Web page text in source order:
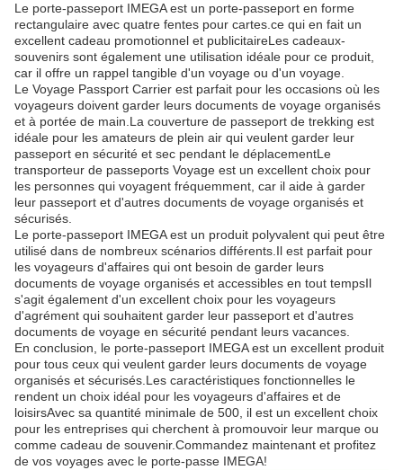
Le porte-passeport IMEGA est un porte-passeport en forme
rectangulaire avec quatre fentes pour cartes.ce qui en fait un
excellent cadeau promotionnel et publicitaireLes cadeaux-
souvenirs sont également une utilisation idéale pour ce produit,
car il offre un rappel tangible d'un voyage ou d'un voyage.
Le Voyage Passport Carrier est parfait pour les occasions où les
voyageurs doivent garder leurs documents de voyage organisés
et à portée de main.La couverture de passeport de trekking est
idéale pour les amateurs de plein air qui veulent garder leur
passeport en sécurité et sec pendant le déplacementLe
transporteur de passeports Voyage est un excellent choix pour
les personnes qui voyagent fréquemment, car il aide à garder
leur passeport et d'autres documents de voyage organisés et
sécurisés.
Le porte-passeport IMEGA est un produit polyvalent qui peut être
utilisé dans de nombreux scénarios différents.Il est parfait pour
les voyageurs d'affaires qui ont besoin de garder leurs
documents de voyage organisés et accessibles en tout tempsIl
s'agit également d'un excellent choix pour les voyageurs
d'agrément qui souhaitent garder leur passeport et d'autres
documents de voyage en sécurité pendant leurs vacances.
En conclusion, le porte-passeport IMEGA est un excellent produit
pour tous ceux qui veulent garder leurs documents de voyage
organisés et sécurisés.Les caractéristiques fonctionnelles le
rendent un choix idéal pour les voyageurs d'affaires et de
loisirsAvec sa quantité minimale de 500, il est un excellent choix
pour les entreprises qui cherchent à promouvoir leur marque ou
comme cadeau de souvenir.Commandez maintenant et profitez
de vos voyages avec le porte-passe IMEGA!